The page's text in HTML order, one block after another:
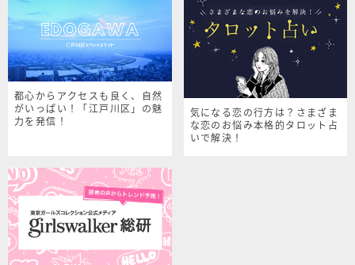
都心からアクセスも良く、自然
がいっぱい！「江戸川区」の魅
力を発信！
気になる恋の行方は？さまざま
な恋のお悩み本格的タロット占
いで解決！